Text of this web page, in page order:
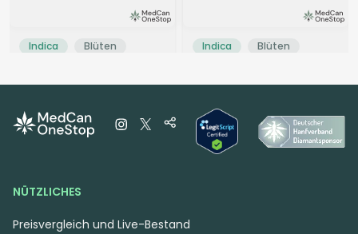
Indica Blüten
4,5(2553)
THC:31 %
Indica Blüten
Classic ZAF GG
0(0)
THC:20,6 CBD: <0,1%
NÜTZLICHES
Preisvergleich und Live-Bestand